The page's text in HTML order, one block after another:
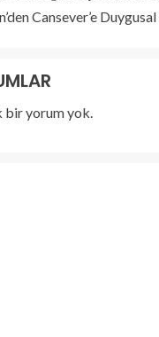
Cansever’e
yorum yok.